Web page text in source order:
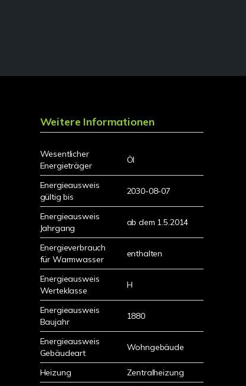
Weitere Informationen
Wesentlicher
Energieträger
Öl
Energieausweis
gültig bis
2030-08-07
Energieausweis
Jahrgang
ab dem 1.5.2014
Energieverbrauch
für Warmwasser
enthalten
Energieausweis
Werteklasse
H
Energieausweis
Baujahr
1880
Energieausweis
Gebäudeart
Wohngebäude
Heizung
Zentralheizung